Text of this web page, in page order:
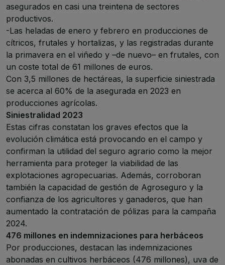
asegurados en casi una treintena de sectores
productivos.
-Las heladas de enero y febrero en producciones de
cítricos, frutales y hortalizas, y las registradas durante
la primavera en el viñedo y –de nuevo– en frutales, con
un coste total de 61 millones de euros.
Con 3,5 millones de hectáreas, la superficie siniestrada
se acerca al 60% de la asegurada en 2023 en
producciones agrícolas.
Siniestralidad 2023
Estas cifras constatan los graves efectos que la
evolución climática está provocando en el campo y
confirman la utilidad del seguro agrario como la mejor
herramienta para proteger la viabilidad de las
explotaciones agropecuarias. Además, corroboran
también la capacidad de gestión de Agroseguro y la
confianza de los agricultores y ganaderos, que han
aumentado la contratación de pólizas para la campaña
2024.
476 millones en indemnizaciones para herbáceos
Por producciones, destacan las indemnizaciones
abonadas en cultivos herbáceos (476 millones), uva de